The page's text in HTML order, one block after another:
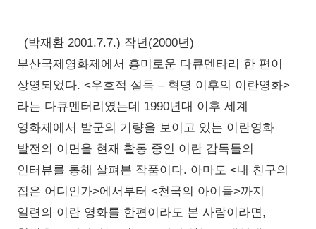
(박재환 2001.7.7.) 작년(2000년)
부산국제영화제에서 흥미로운 다큐멘타리 한 편이
상영되었다. <우호적 설득 – 혁명 이후의 이란영화>
라는 다큐멘터리였는데 1990년대 이후 세계
영화제에서 발군의 기량을 보이고 있는 이란영화
발전의 이면을 현재 활동 중인 이란 감독들의
인터뷰를 통해 살펴본 작품이다. 아마도 <내 친구의
집은 어디인가>에서부터 <천국의 아이들>까지
일련의 이란 영화를 한편이라도 본 사람이라면,